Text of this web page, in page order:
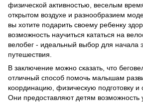
физической активностью, веселым
открытом воздухе и разнообразием
вы хотите подарить своему ребенку
возможность научиться кататься на
велобег - идеальный выбор для начала
путешествия.
В заключение можно сказать, что
отличный способ помочь малышам
координацию, физическую подготовку и
Они предоставляют детям возможность